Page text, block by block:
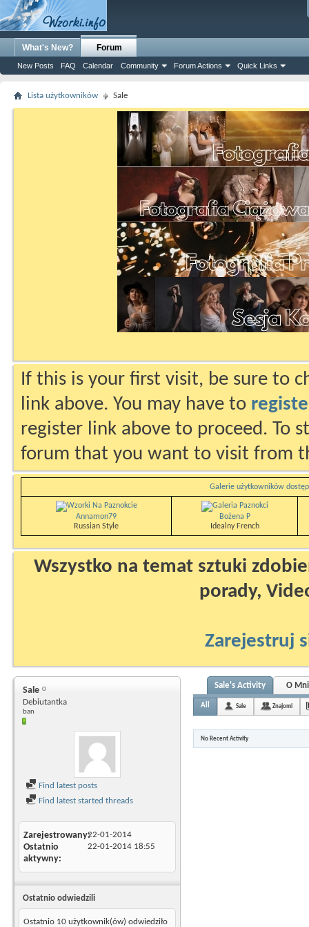
What's New? Forum
New Posts FAQ Calendar Community Forum Actions Quick Links
Lista użytkowników Sale
If this is your first visit, be sure to
link above. You may have to
register link above to proceed. To
forum that you want to visit from
Galerie użytkowników
Annamon79
Russian Style
Bożena P
Idealny French
Wszystko na temat sztuki
porady,
Zarejestruj
Sale
Debiutantka
ban
Find latest posts
Find latest started threads
Zarejestrowany22-01-2014
Ostatnio
aktywny
22-01-2014 18:55
Ostatnio odwiedzili
Ostatnio 10 użytkownik(ów) odwiedziło
Sale's Activity O
All Sale Znajomi
No Recent Activity